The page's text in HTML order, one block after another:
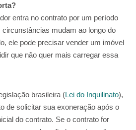
entra no contrato por um período
mudam ao longo do
ele pode precisar vender um imóvel
que não quer mais carregar essa
brasileira (Lei do Inquilinato),
de solicitar sua exoneração após o
do contrato. Se o contrato for